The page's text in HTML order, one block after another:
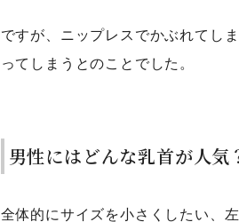
ですが、ニップレスでかぶれてし
ってしまうとのことでした。
男性にはどんな乳首が人気
全体的にサイズを小さくしたい、